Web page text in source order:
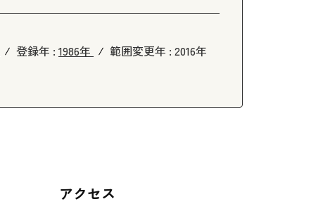
登録年 : 1986年 範囲変更年 : 2016年
アクセス